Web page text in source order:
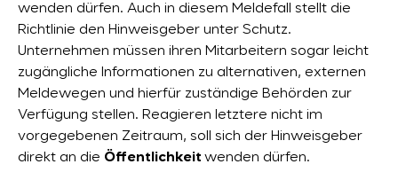
wenden dürfen. Auch in diesem Meldefall stellt die
Richtlinie den Hinweisgeber unter Schutz.
Unternehmen müssen ihren Mitarbeitern sogar leicht
zugängliche Informationen zu alternativen, externen
Meldewegen und hierfür zuständige Behörden zur
Verfügung stellen. Reagieren letztere nicht im
vorgegebenen Zeitraum, soll sich der Hinweisgeber
direkt an die Öffentlichkeit wenden dürfen.